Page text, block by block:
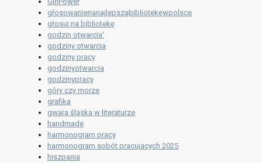
głosowanienanajlepsząbibliotekęwpolsce
głosuj na bibliotekę
godzin otwarcia'
godziny otwarcia
godziny pracy
godzinyotwarcia
godzinypracy
góry czy morze
grafika
gwara śląska w literaturze
handmade
harmonogram pracy
harmonogram sobót pracujacych 2025
hiszpania